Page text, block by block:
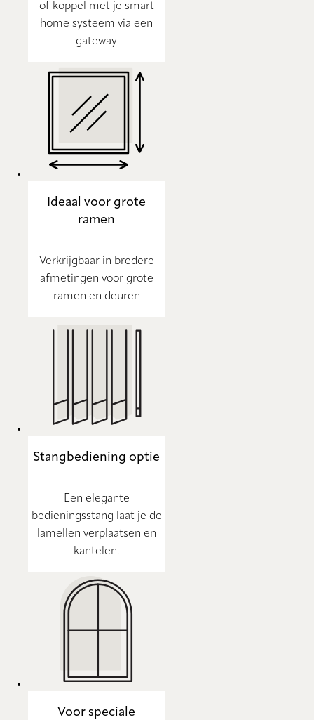
of koppel met je smart
home systeem via een
gateway
Ideaal voor grote
ramen
Verkrijgbaar in bredere
afmetingen voor grote
ramen en deuren
Stangbediening optie
Een elegante
bedieningsstang laat je de
lamellen verplaatsen en
kantelen.
Voor speciale